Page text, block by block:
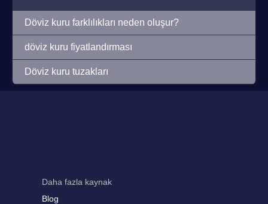
Döviz kuru farklılıkları neden oluşur?
döviz kuru fiyatlandırması
Döviz kuru tuzakları
Daha fazla kaynak
Blog